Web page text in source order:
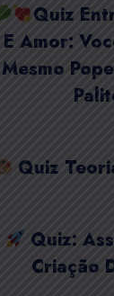
Quiz
E Amor:
Mesmo
Quiz
Quiz:
Criação